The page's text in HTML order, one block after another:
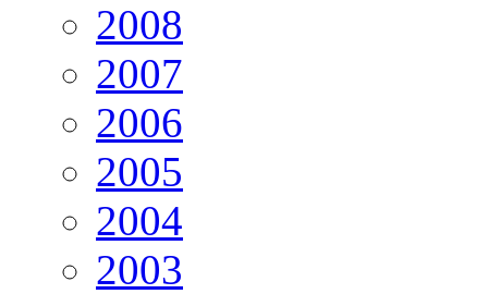
2008
2007
2006
2005
2004
2003